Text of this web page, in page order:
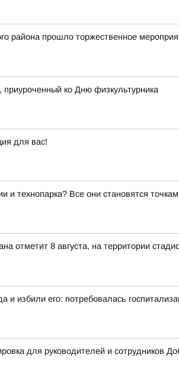
района прошло торжественное
ко Дню физкультурника
для вас!
и технопарка? Все они становятся
отметит 8 августа, на территории
избили его: потребовалась
для руководителей и сотрудников